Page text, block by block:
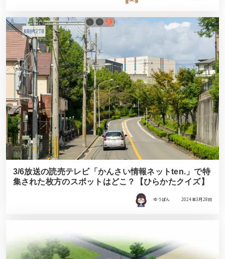
3/6放送の読売テレビ「かんさい情報ネットten.」で特
集された枚方のスポットはどこ？【ひらかたクイズ】
ゆうぽん 2024年3月28日